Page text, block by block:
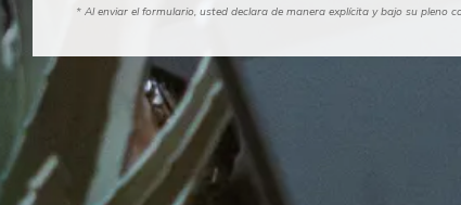
* Al enviar el formulario, usted declara de manera explícita y bajo su pleno